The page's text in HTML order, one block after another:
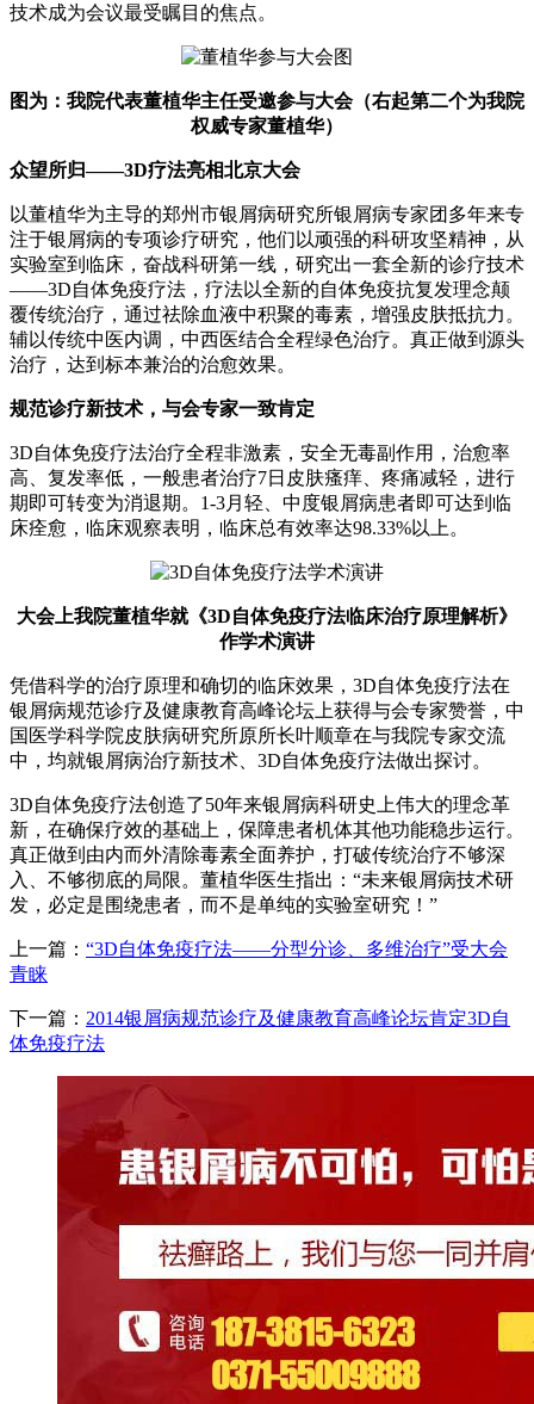
技术成为会议最受瞩目的焦点。
图为：我院代表董植华主任受邀参与大会（右起第二个为我院
权威专家董植华）
众望所归——3D疗法亮相北京大会
以董植华为主导的郑州市银屑病研究所银屑病专家团多年来专
注于银屑病的专项诊疗研究，他们以顽强的科研攻坚精神，从
实验室到临床，奋战科研第一线，研究出一套全新的诊疗技术
——3D自体免疫疗法，疗法以全新的自体免疫抗复发理念颠
覆传统治疗，通过祛除血液中积聚的毒素，增强皮肤抵抗力。
辅以传统中医内调，中西医结合全程绿色治疗。真正做到源头
治疗，达到标本兼治的治愈效果。
规范诊疗新技术，与会专家一致肯定
3D自体免疫疗法治疗全程非激素，安全无毒副作用，治愈率
高、复发率低，一般患者治疗7日皮肤瘙痒、疼痛减轻，进行
期即可转变为消退期。1-3月轻、中度银屑病患者即可达到临
床痊愈，临床观察表明，临床总有效率达98.33%以上。
大会上我院董植华就《3D自体免疫疗法临床治疗原理解析》
作学术演讲
凭借科学的治疗原理和确切的临床效果，3D自体免疫疗法在
银屑病规范诊疗及健康教育高峰论坛上获得与会专家赞誉，中
国医学科学院皮肤病研究所原所长叶顺章在与我院专家交流
中，均就银屑病治疗新技术、3D自体免疫疗法做出探讨。
3D自体免疫疗法创造了50年来银屑病科研史上伟大的理念革
新，在确保疗效的基础上，保障患者机体其他功能稳步运行。
真正做到由内而外清除毒素全面养护，打破传统治疗不够深
入、不够彻底的局限。董植华医生指出：“未来银屑病技术研
发，必定是围绕患者，而不是单纯的实验室研究！”
上一篇： “3D自体免疫疗法——分型分诊、多维治疗”受大会
青睐
下一篇： 2014银屑病规范诊疗及健康教育高峰论坛肯定3D自
体免疫疗法